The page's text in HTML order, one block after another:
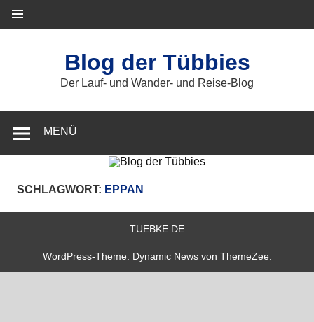
Inhalt
springen
Blog der Tübbies
Der Lauf- und Wander- und Reise-Blog
MENÜ
SCHLAGWORT: EPPAN
TUEBKE.DE
WordPress-Theme: Dynamic News von ThemeZee.